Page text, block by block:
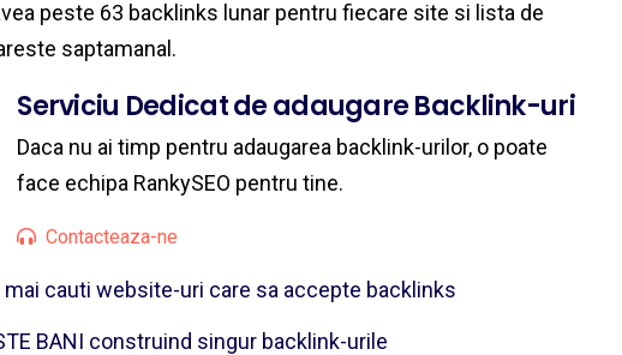
peste 63 backlinks lunar pentru fiecare site si lista de
saptamanal.
Serviciu Dedicat de adaugare Backlink-uri
Daca nu ai timp pentru adaugarea backlink-urilor, o poate
face echipa RankySEO pentru tine.
Contacteaza-ne
mai cauti website-uri care sa accepte backlinks
BANI construind singur backlink-urile